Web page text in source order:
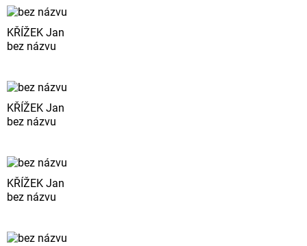
KŘÍŽEK Jan
bez názvu
KŘÍŽEK Jan
bez názvu
KŘÍŽEK Jan
bez názvu